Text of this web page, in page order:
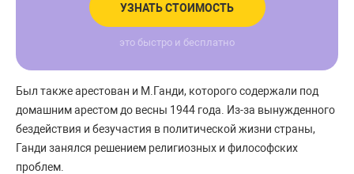
УЗНАТЬ СТОИМОСТЬ
это быстро и бесплатно
Был также арестован и М.Ганди, которого содержали под
домашним арестом до весны 1944 года. Из-за вынужденного
бездействия и безучастия в политической жизни страны,
Ганди занялся решением религиозных и философских
проблем.